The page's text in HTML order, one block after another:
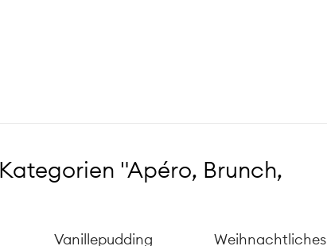
"Apéro, Brunch,
Vanillepudding Weihnachtliches